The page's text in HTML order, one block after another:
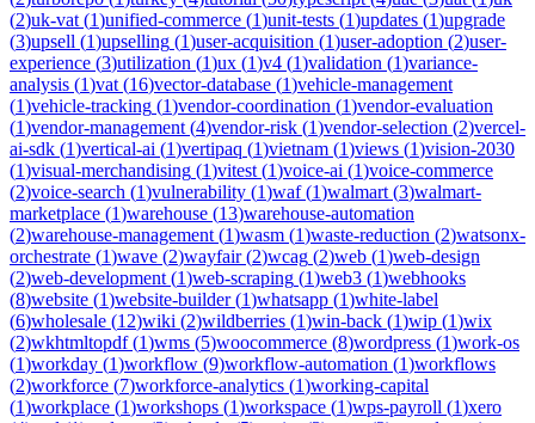
(2)uk-vat (1)unified-commerce (1)unit-tests (1)updates (1)upgrade
(3)upsell (1)upselling (1)user-acquisition (1)user-adoption (2)user-
experience (3)utilization (1)ux (1)v4 (1)validation (1)variance-
analysis (1)vat (16)vector-database (1)vehicle-management
(1)vehicle-tracking (1)vendor-coordination (1)vendor-evaluation
(1)vendor-management (4)vendor-risk (1)vendor-selection (2)vercel-
ai-sdk (1)vertical-ai (1)vertipaq (1)vietnam (1)views (1)vision-2030
(1)visual-merchandising (1)vitest (1)voice-ai (1)voice-commerce
(2)voice-search (1)vulnerability (1)waf(1)walmart (3)walmart-
marketplace (1)warehouse (13)warehouse-automation
(2)warehouse-management (1)wasm (1)waste-reduction (2)watsonx-
orchestrate (1)wave (2)wayfair(2)wcag (2)web (1)web-design
(2)web-development (1)web-scraping (1)web3 (1)webhooks
(8)website (1)website-builder(1)whatsapp (1)white-label
(6)wholesale (12)wiki (2)wildberries (1)win-back (1)wip (1)wix
(2)wkhtmltopdf(1)wms (5)woocommerce (8)wordpress (1)work-os
(1)workday (1)workflow (9)workflow-automation (1)workflows
(2)workforce (7)workforce-analytics (1)working-capital
(1)workplace (1)workshops (1)workspace (1)wps-payroll (1)xero